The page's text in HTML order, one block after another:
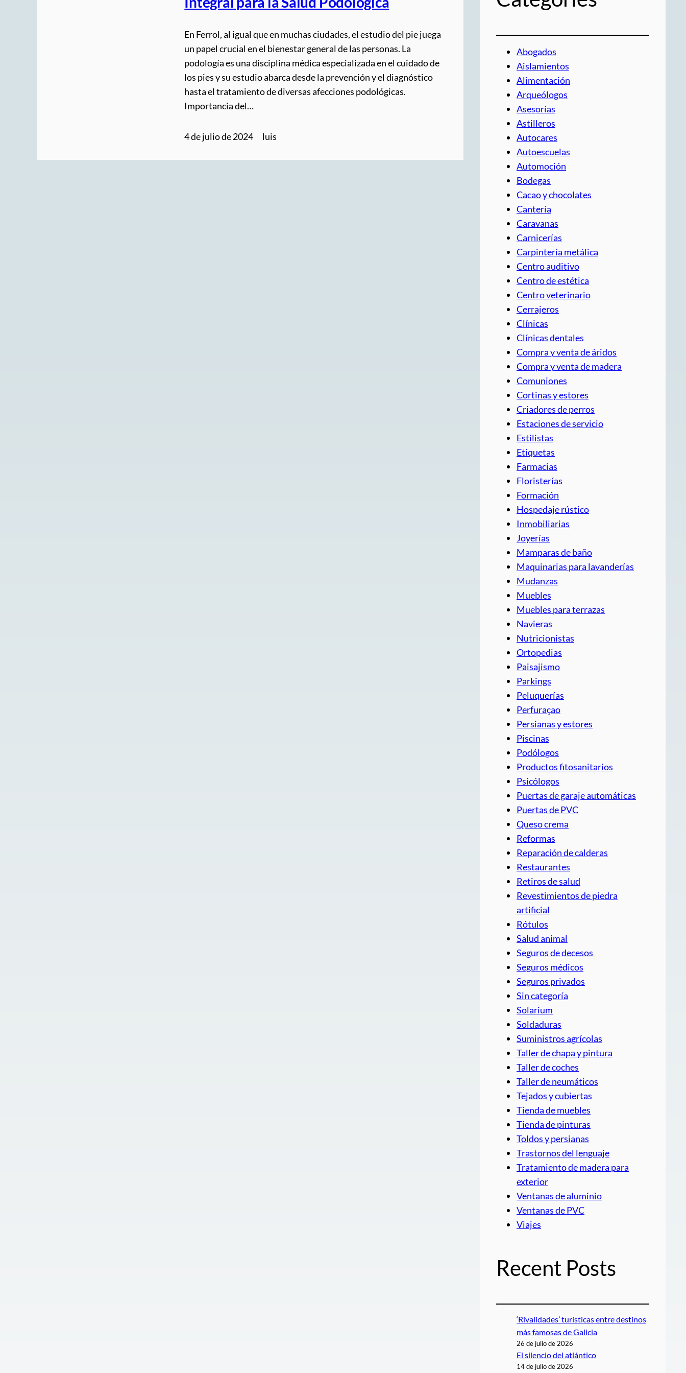
En Ferrol, al igual que en muchas ciudades, el estudio del pie juega
un papel crucial en el bienestar general de las personas. La
podología es una disciplina médica especializada en el cuidado de
los pies y su estudio abarca desde la prevención y el diagnóstico
hasta el tratamiento de diversas afecciones podológicas.
Importancia del…
4 de julio de 2024 luis
Abogados
Aislamientos
Alimentación
Arqueólogos
Asesorías
Astilleros
Autocares
Autoescuelas
Automoción
Bodegas
Cacao y chocolates
Cantería
Caravanas
Carnicerías
Carpintería metálica
Centro auditivo
Centro de estética
Centro veterinario
Cerrajeros
Clínicas
Clínicas dentales
Compra y venta de áridos
Compra y venta de madera
Comuniones
Cortinas y estores
Criadores de perros
Estaciones de servicio
Estilistas
Etiquetas
Farmacias
Floristerías
Formación
Hospedaje rústico
Inmobiliarias
Joyerías
Mamparas de baño
Maquinarias para lavanderías
Mudanzas
Muebles
Muebles para terrazas
Navieras
Nutricionistas
Ortopedias
Paisajismo
Parkings
Peluquerías
Perfuraçao
Persianas y estores
Piscinas
Podólogos
Productos fitosanitarios
Psicólogos
Puertas de garaje automáticas
Puertas de PVC
Queso crema
Reformas
Reparación de calderas
Restaurantes
Retiros de salud
Revestimientos de piedra
artificial
Rótulos
Salud animal
Seguros de decesos
Seguros médicos
Seguros privados
Sin categoría
Solarium
Soldaduras
Suministros agrícolas
Taller de chapa y pintura
Taller de coches
Taller de neumáticos
Tejados y cubiertas
Tienda de muebles
Tienda de pinturas
Toldos y persianas
Trastornos del lenguaje
Tratamiento de madera para
exterior
Ventanas de aluminio
Ventanas de PVC
Viajes
Recent Posts
‘Rivalidades’ turísticas entre destinos
más famosas de Galicia
26 de julio de 2026
El silencio del atlántico
14 de julio de 2026